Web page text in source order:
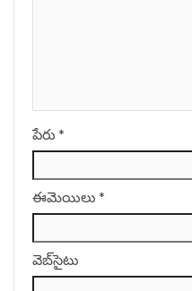
పేరు *
ఈమెయిలు *
వెబ్‌సైటు